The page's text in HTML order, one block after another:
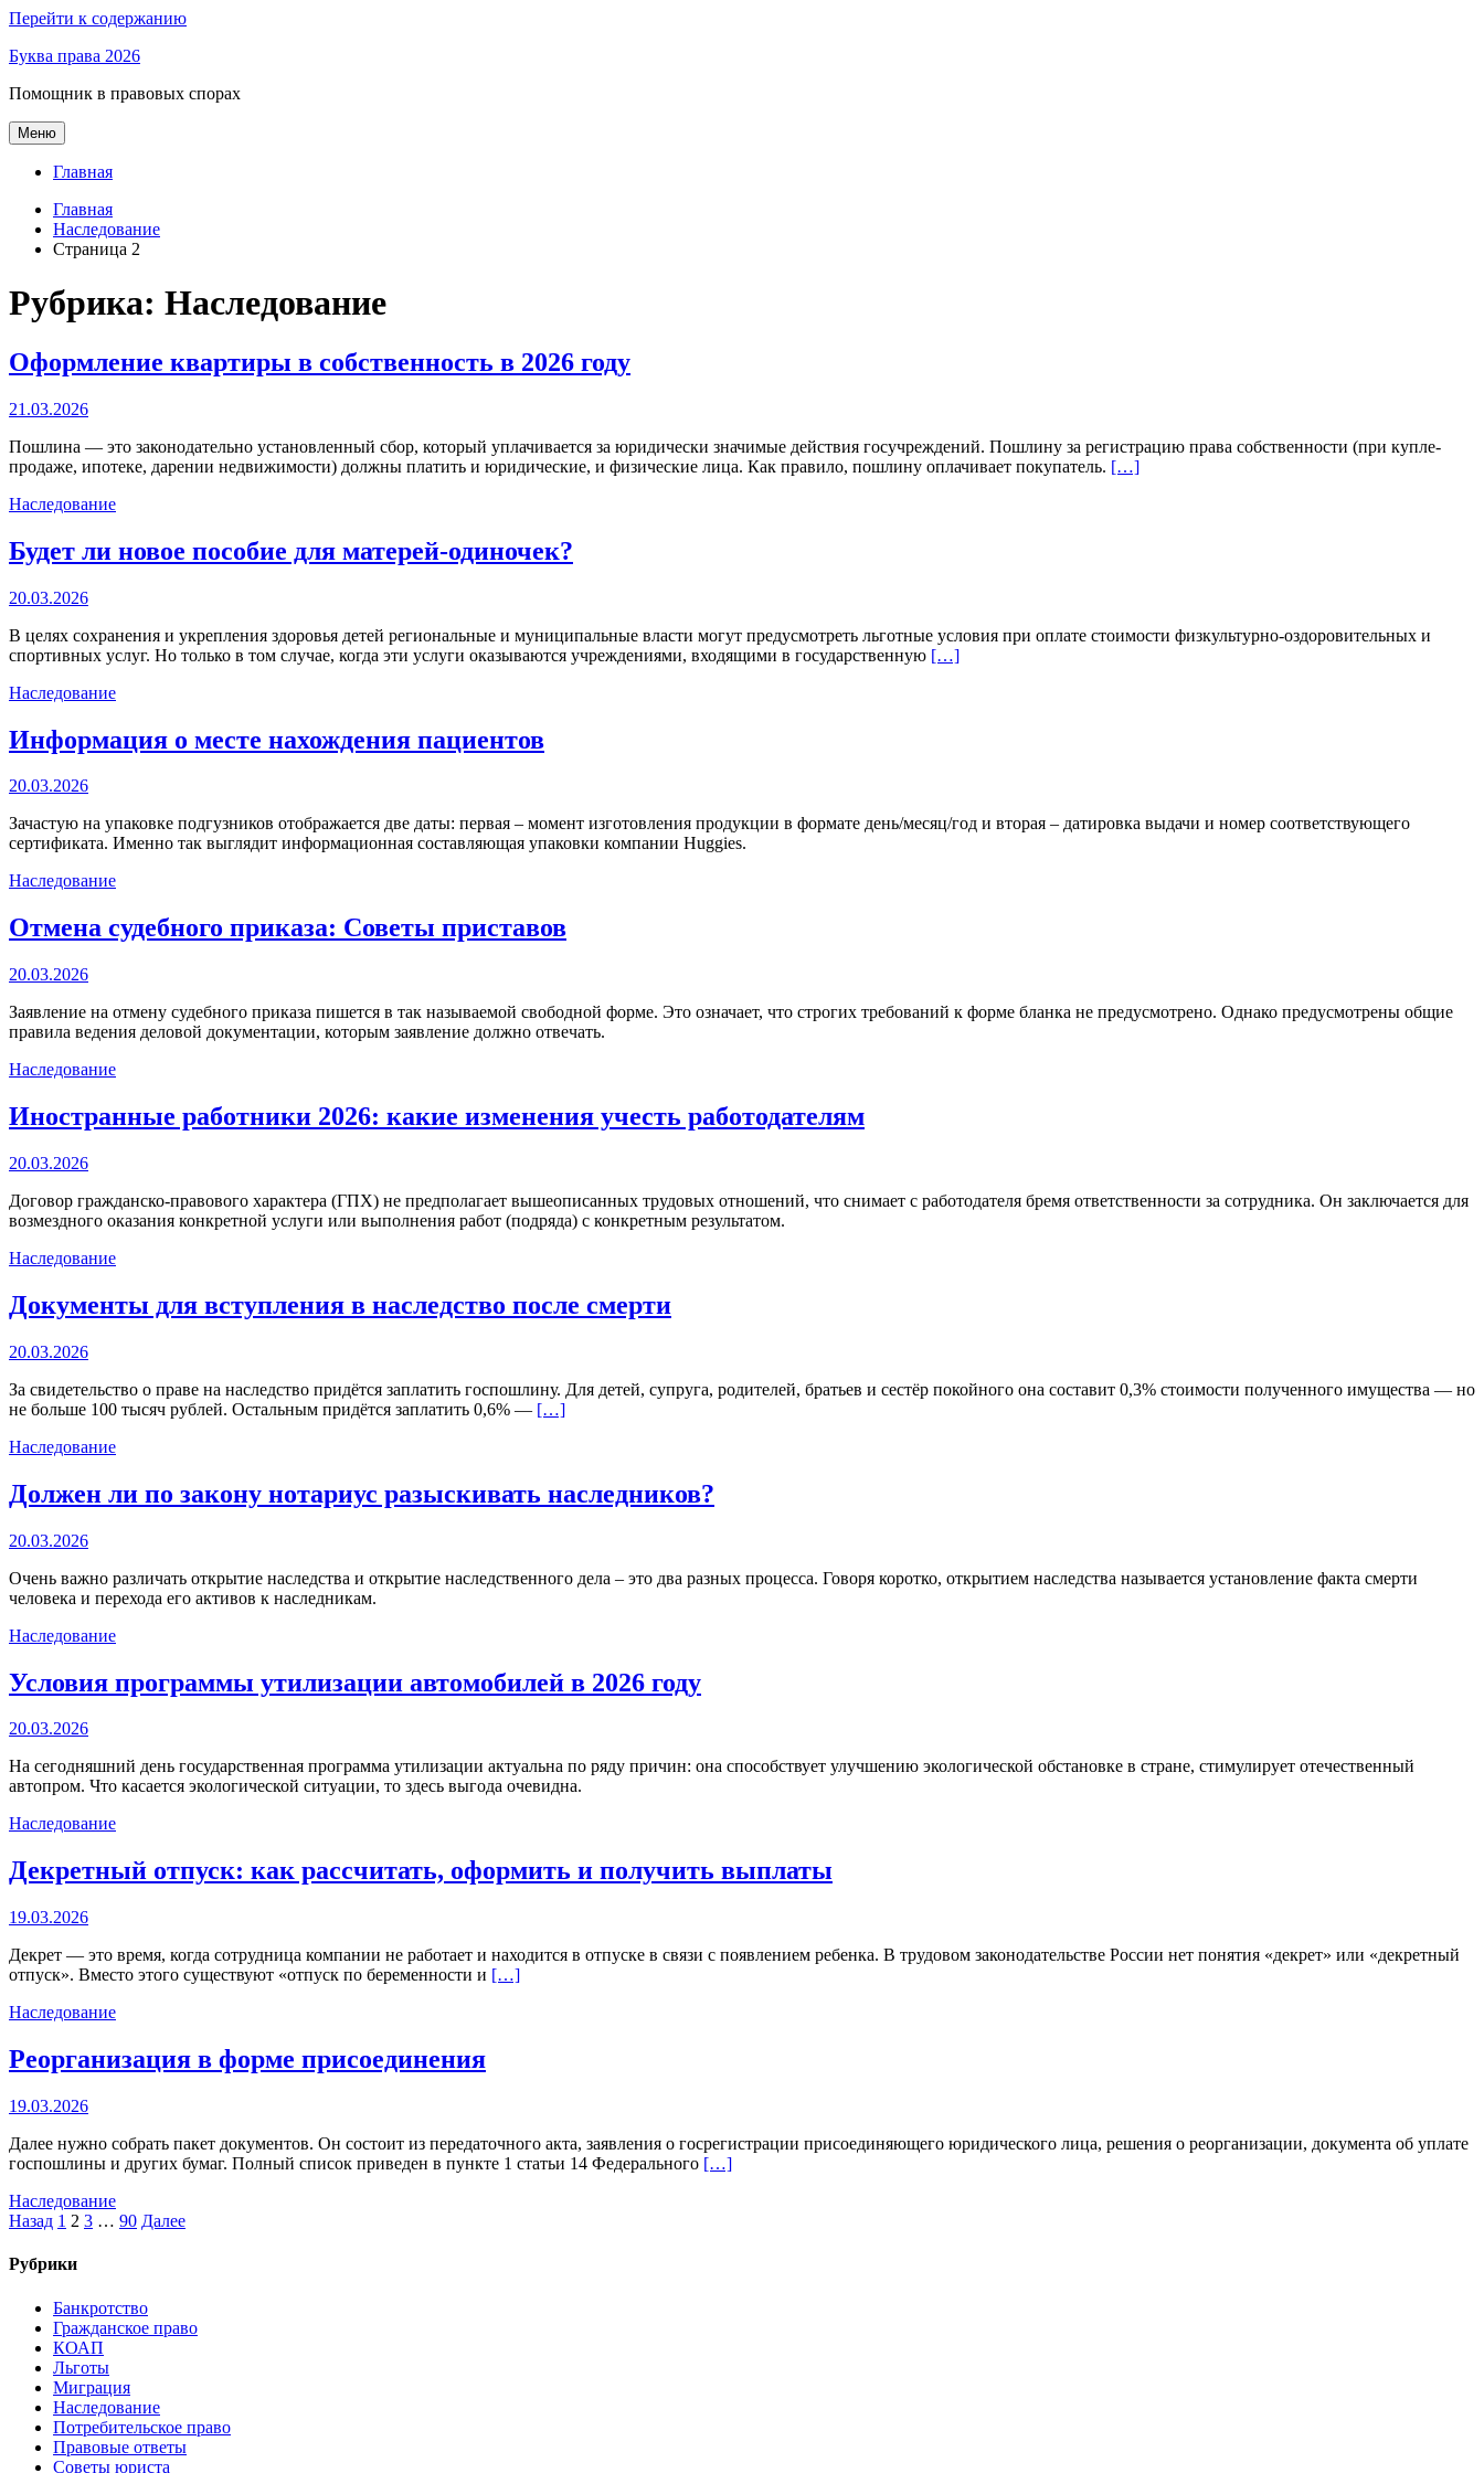
Перейти к содержанию
Буква права 2026
Помощник в правовых спорах
Меню
Главная
Главная
Наследование
Страница 2
Рубрика: Наследование
Оформление квартиры в собственность в 2026 году
21.03.2026
Пошлина — это законодательно установленный сбор, который уплачивается за юридически значимые действия госучреждений. Пошлину за регистрацию права собственности (при купле-
продаже, ипотеке, дарении недвижимости) должны платить и юридические, и физические лица. Как правило, пошлину оплачивает покупатель. […]
Наследование
Будет ли новое пособие для матерей-одиночек?
20.03.2026
В целях сохранения и укрепления здоровья детей региональные и муниципальные власти могут предусмотреть льготные условия при оплате стоимости физкультурно-оздоровительных и
спортивных услуг. Но только в том случае, когда эти услуги оказываются учреждениями, входящими в государственную […]
Наследование
Информация о месте нахождения пациентов
20.03.2026
Зачастую на упаковке подгузников отображается две даты: первая – момент изготовления продукции в формате день/месяц/год и вторая – датировка выдачи и номер соответствующего
сертификата. Именно так выглядит информационная составляющая упаковки компании Huggies.
Наследование
Отмена судебного приказа: Советы приставов
20.03.2026
Заявление на отмену судебного приказа пишется в так называемой свободной форме. Это означает, что строгих требований к форме бланка не предусмотрено. Однако предусмотрены общие
правила ведения деловой документации, которым заявление должно отвечать.
Наследование
Иностранные работники 2026: какие изменения учесть работодателям
20.03.2026
Договор гражданско-правового характера (ГПХ) не предполагает вышеописанных трудовых отношений, что снимает с работодателя бремя ответственности за сотрудника. Он заключается для
возмездного оказания конкретной услуги или выполнения работ (подряда) с конкретным результатом.
Наследование
Документы для вступления в наследство после смерти
20.03.2026
За свидетельство о праве на наследство придётся заплатить госпошлину. Для детей, супруга, родителей, братьев и сестёр покойного она составит 0,3% стоимости полученного имущества — но
не больше 100 тысяч рублей. Остальным придётся заплатить 0,6% — […]
Наследование
Должен ли по закону нотариус разыскивать наследников?
20.03.2026
Очень важно различать открытие наследства и открытие наследственного дела – это два разных процесса. Говоря коротко, открытием наследства называется установление факта смерти
человека и перехода его активов к наследникам.
Наследование
Условия программы утилизации автомобилей в 2026 году
20.03.2026
На сегодняшний день государственная программа утилизации актуальна по ряду причин: она способствует улучшению экологической обстановке в стране, стимулирует отечественный
автопром. Что касается экологической ситуации, то здесь выгода очевидна.
Наследование
Декретный отпуск: как рассчитать, оформить и получить выплаты
19.03.2026
Декрет — это время, когда сотрудница компании не работает и находится в отпуске в связи с появлением ребенка. В трудовом законодательстве России нет понятия «декрет» или «декретный
отпуск». Вместо этого существуют «отпуск по беременности и […]
Наследование
Реорганизация в форме присоединения
19.03.2026
Далее нужно собрать пакет документов. Он состоит из передаточного акта, заявления о госрегистрации присоединяющего юридического лица, решения о реорганизации, документа об уплате
госпошлины и других бумаг. Полный список приведен в пункте 1 статьи 14 Федерального […]
Наследование
Назад 1 2 3 … 90 Далее
Рубрики
Банкротство
Гражданское право
КОАП
Льготы
Миграция
Наследование
Потребительское право
Правовые ответы
Советы юриста